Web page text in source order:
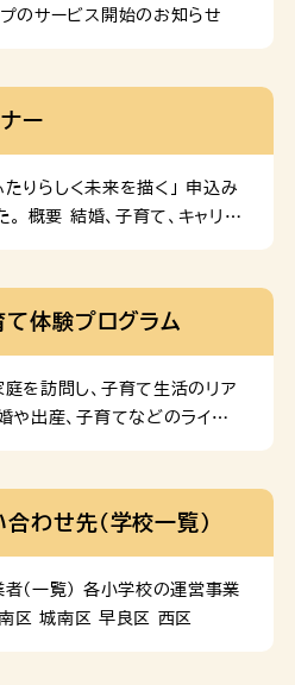
事業を利用できる方 （１）に掲
す。
のサービス開始のお知らせ
ー
りらしく未来を描く」 申込み
概要 結婚、子育て、キャリア
ます！ 日時 2025年12月
（受付12:40～） 会場
室（中央区天神3-4-10-
・在勤・在学中で、市内で
終了しました。 概要 子育てと
て学ぶほか、子育て中の方々
じて将来 […]
体験プログラム
を訪問し、子育て生活のリア
や出産、子育てなどのライフ
準備を行いながら、将来のラ
的に考えます。 ２ 子育て体
-６歳）を子育て中のご家庭と
などの疑問や悩みに対し、子
わせ先（学校一覧）
（一覧） 各小学校の運営事業
区 城南区 早良区 西区